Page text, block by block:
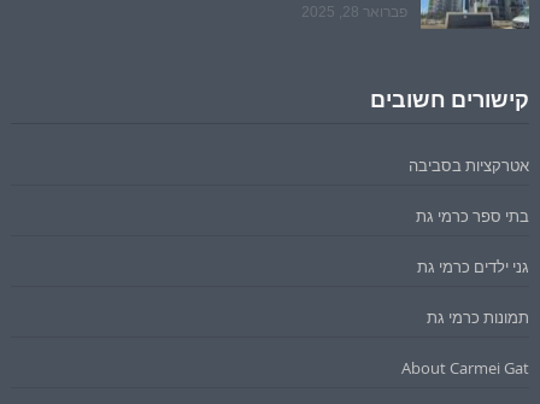
פברואר 28, 2025
קישורים חשובים
אטרקציות בסביבה
בתי ספר כרמי גת
גני ילדים כרמי גת
תמונות כרמי גת
About Carmei Gat